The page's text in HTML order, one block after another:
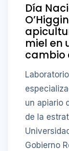
Día
miel en
cambio
un apiario
de la
Gobierno